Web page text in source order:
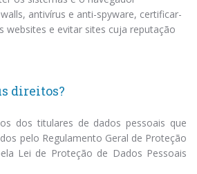
antivírus e anti-spyware, certificar-
websites e evitar sites cuja reputação
direitos?
dos titulares de dados pessoais que
pelo Regulamento Geral de Proteção
Lei de Proteção de Dados Pessoais